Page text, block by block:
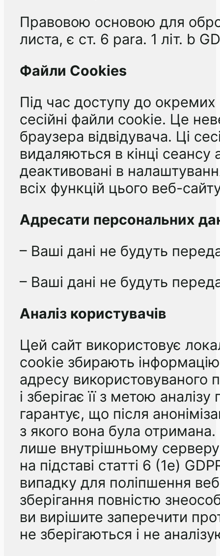
Правовою основою для
листа, є ст. 6 para. 1 літ. b
Файли Cookies
Під час доступу до окремих
сесійні файли cookie. Це
браузера відвідувача. Ці
видаляються в кінці
деактивовані в
всіх функцій цього веб-
Адресати персональних
– Ваші дані не будуть
– Ваші дані не будуть
Аналіз користувачів
Цей сайт використовує
cookie збирають
адресу використовуваного
і зберігає її з метою
гарантує, що після
з якого вона була
лише внутрішньому
на підставі статті 6 (1e)
випадку для поліпшення
зберігання повністю
ви вирішите заперечити
не зберігаються і не